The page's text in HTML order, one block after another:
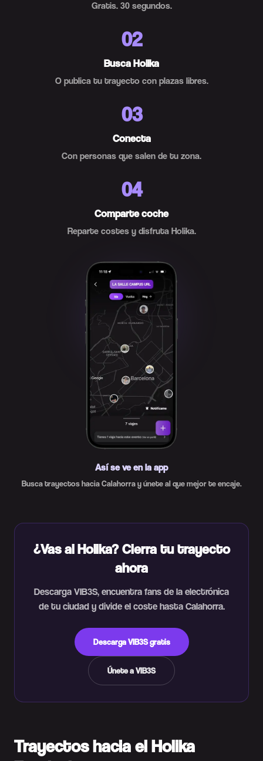
Gratis. 30 segundos.
02
Busca Holika
O publica tu trayecto con plazas libres.
03
Conecta
Con personas que salen de tu zona.
04
Comparte coche
Reparte costes y disfruta Holika.
Así se ve en la app
Busca trayectos hacia Calahorra y únete al que mejor te encaje.
¿Vas al Holika? Cierra tu trayecto
ahora
Descarga VIB3S, encuentra fans de la electrónica
de tu ciudad y divide el coste hasta Calahorra.
Descarga VIB3S gratis
Únete a VIB3S
Trayectos hacia el Holika